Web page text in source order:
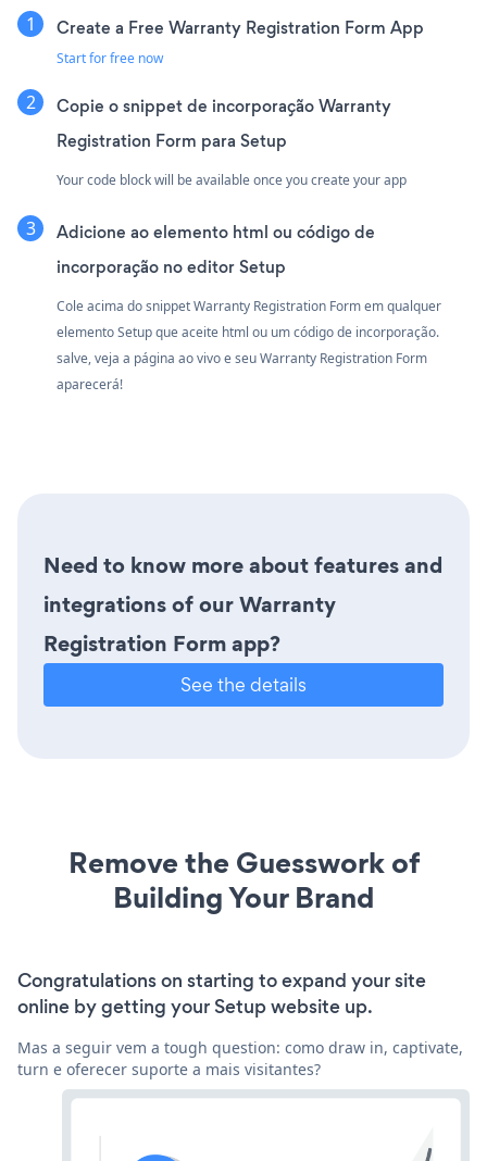
Create a Free Warranty Registration Form App
Start for free now
Copie o snippet de incorporação Warranty
Registration Form para Setup
Your code block will be available once you create your app
Adicione ao elemento html ou código de
incorporação no editor Setup
Cole acima do snippet Warranty Registration Form em qualquer
elemento Setup que aceite html ou um código de incorporação.
salve, veja a página ao vivo e seu Warranty Registration Form
aparecerá!
Need to know more about features and
integrations of our Warranty
Registration Form app?
See the details
Remove the Guesswork of
Building Your Brand
Congratulations on starting to expand your site
online by getting your Setup website up.
Mas a seguir vem a tough question: como draw in, captivate,
turn e oferecer suporte a mais visitantes?